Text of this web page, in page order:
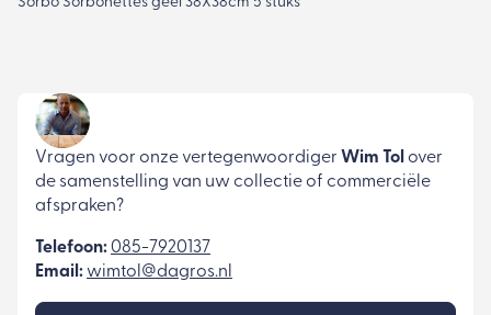
Vragen voor onze vertegenwoordiger Wim Tol over
de samenstelling van uw collectie of commerciële
afspraken?
Telefoon:085-7920137
Email:wimtol@dagros.nl